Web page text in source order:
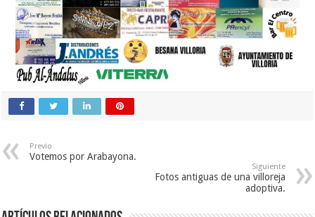
Previo
Votemos por Arabayona.
Siguiente
Fotos antiguas de una villoreja
adoptiva.